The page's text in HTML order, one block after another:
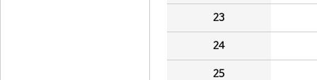
23
24
25